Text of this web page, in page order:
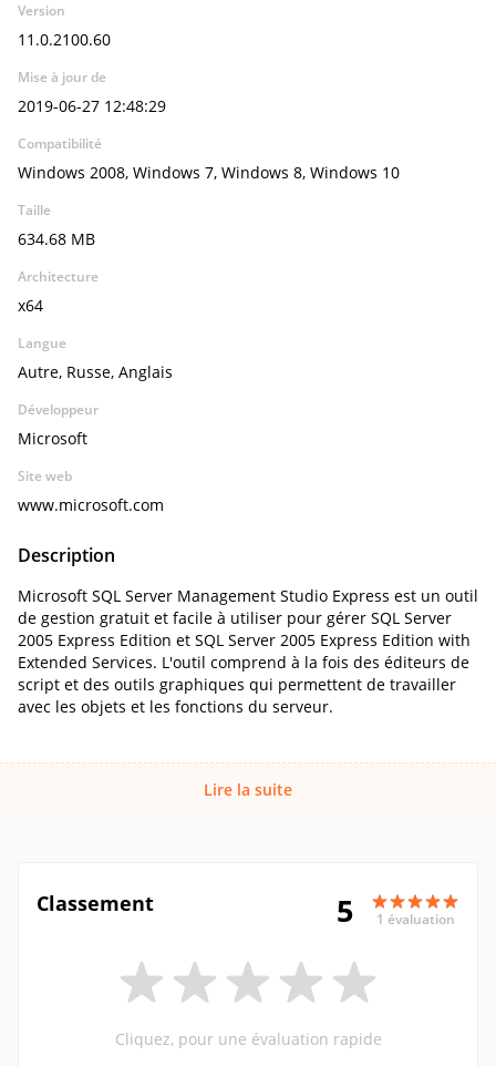
Version
11.0.2100.60
Mise à jour de
2019-06-27 12:48:29
Compatibilité
Windows 2008, Windows 7, Windows 8, Windows 10
Taille
634.68 MB
Architecture
x64
Langue
Autre, Russe, Anglais
Développeur
Microsoft
Site web
www.microsoft.com
Description
Microsoft SQL Server Management Studio Express est un outil
de gestion gratuit et facile à utiliser pour gérer SQL Server
2005 Express Edition et SQL Server 2005 Express Edition with
Extended Services. L'outil comprend à la fois des éditeurs de
script et des outils graphiques qui permettent de travailler
avec les objets et les fonctions du serveur.
Lire la suite
Classement 5 1 évaluation
Cliquez, pour une évaluation rapide